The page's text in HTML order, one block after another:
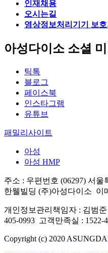
인재채용
오시는길
영상정보처리기기 보호
아성다이소 소셜 미
틱톡
블로그
페이스북
인스타그램
유튜브
패밀리사이트
아성
아성 HMP
주소 : 우편번호 (06297) 서
한웰빌딩 (주)아성다이소 이
개인정보관리책임자 : 김범준
405-0993 고객만족실 : 1522-
Copyright (c) 2020